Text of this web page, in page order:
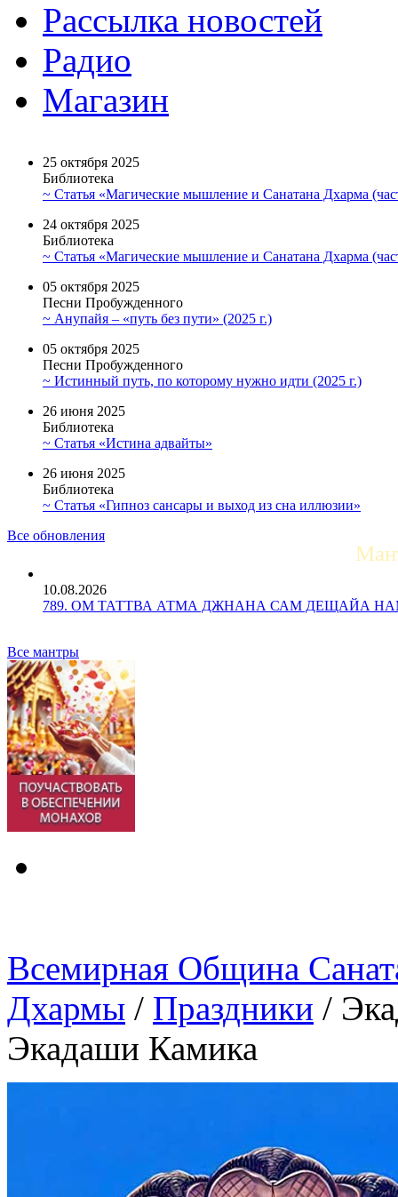
Рассылка новостей
Радио
Магазин
25 октября 2025
Библиотека
~ Статья «Магические мышление и Санатана Дхарма
24 октября 2025
Библиотека
~ Статья «Магические мышление и Санатана Дхарма
05 октября 2025
Песни Пробужденного
~ Анупайя – «путь без пути» (2025 г.)
05 октября 2025
Песни Пробужденного
~ Истинный путь, по которому нужно идти (2025 г.)
26 июня 2025
Библиотека
~ Статья «Истина адвайты»
26 июня 2025
Библиотека
~ Статья «Гипноз сансары и выход из сна иллюзии»
Все обновления
10.08.2026
789. ОМ ТАТТВА АТМА ДЖНАНА САМ ДЕЩАЙА НАМАХ
Все мантры
Всемирная Община
Дхармы / Праздники /
Экадаши Камика